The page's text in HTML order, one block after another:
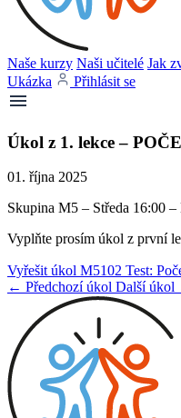
Naše kurzy Naši učitelé Jak
Ukázka
Přihlásit se
Úkol z 1. lekce –
01. října 2025
Skupina M5 – Středa 16:00
Vyplňte prosím úkol z první
Vyřešit úkol M5102 Test:
← Předchozí úkol Další úkol